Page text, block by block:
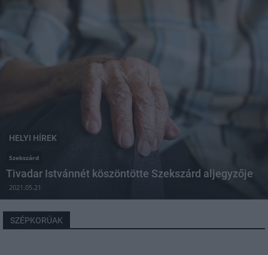
HELYI HÍREK
Szekszárd
Tivadar Istvánnét köszöntötte Szekszárd aljegyzője
2021.05.21
SZÉPKORÚAK